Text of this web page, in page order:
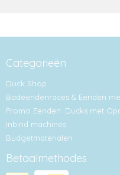
Categorieën
Duck Shop
Badeendenraces & Eenden
Promo Eenden: Ducks met
Inbind machines
Budgetmaterialen
Betaalmethodes